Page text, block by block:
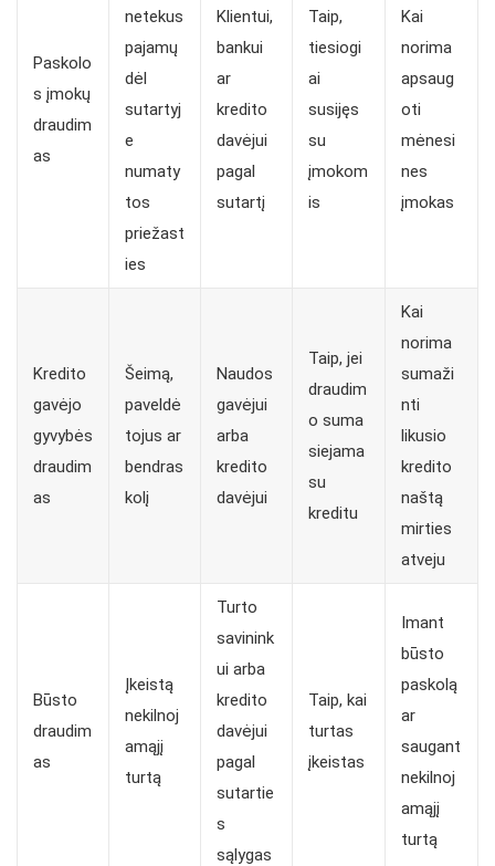
Paskolo
s įmokų
draudim
as
netekus
pajamų
dėl
sutartyj
e
numaty
tos
priežast
ies
Klientui,
bankui
ar
kredito
davėjui
pagal
sutartį
Taip,
tiesiogi
ai
susijęs
su
įmokom
is
Kai
norima
apsaug
oti
mėnesi
nes
įmokas
Kredito
gavėjo
gyvybės
draudim
as
Šeimą,
paveldė
tojus ar
bendras
kolį
Naudos
gavėjui
arba
kredito
davėjui
Taip, jei
draudim
o suma
siejama
su
kreditu
Kai
norima
sumaži
nti
likusio
kredito
naštą
mirties
atveju
Būsto
draudim
as
Įkeistą
nekilnoj
amąjį
turtą
Turto
savinink
ui arba
kredito
davėjui
pagal
sutartie
s
sąlygas
Taip, kai
turtas
įkeistas
Imant
būsto
paskolą
ar
saugant
nekilnoj
amąjį
turtą